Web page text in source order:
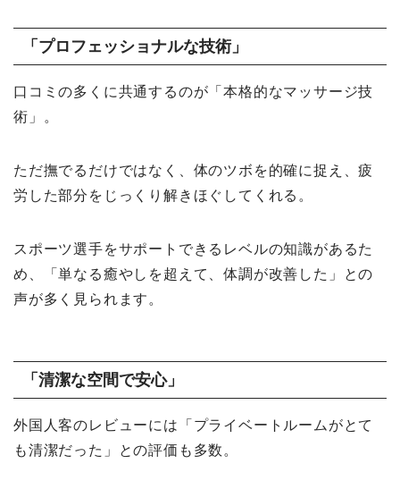
「プロフェッショナルな技術」
口コミの多くに共通するのが「本格的なマッサージ技
術」。
ただ撫でるだけではなく、体のツボを的確に捉え、疲
労した部分をじっくり解きほぐしてくれる。
スポーツ選手をサポートできるレベルの知識があるた
め、「単なる癒やしを超えて、体調が改善した」との
声が多く見られます。
「清潔な空間で安心」
外国人客のレビューには「プライベートルームがとて
も清潔だった」との評価も多数。